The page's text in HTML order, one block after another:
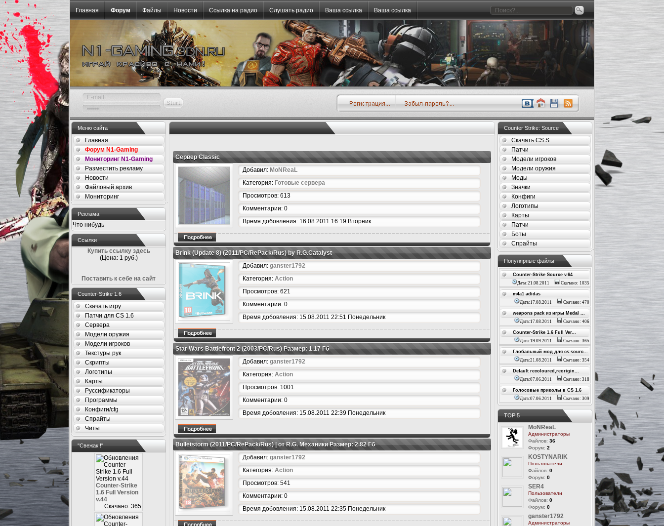
Главная Форум Файлы Новости Ссылка на радио Слушать радио Ваша ссылка Ваша ссылка
Меню сайта
Главная
Форум N1-Gaming
Мониторинг N1-Gaming
Разместить рекламу
Новости
Файловый архив
Мониторинг
Реклама
Что нибудь
Ссылки
Купить ссылку здесь
(Цена: 1 руб.)
Поставить к себе на сайт
Counter-Strike 1.6
Скачать игру
Патчи для CS 1.6
Сервера
Модели оружия
Модели игроков
Текстуры рук
Скрипты
Логотипы
Карты
Руссификаторы
Программы
Конфиги/cfg
Спрайты
Читы
"Свежак !"
Counter-Strike
1.6 Full Version
v.44
Скачано: 365
Сервер Classic
Добавил: MoNReaL
Категория: Готовые сервера
Просмотров: 613
Комментарии: 0
Время добовления: 16.08.2011 16:19 Вторник
Brink (Update 8) (2011/PC/RePack/Rus) by R.G.Catalyst
Добавил: ganster1792
Категория: Action
Просмотров: 621
Комментарии: 0
Время добовления: 15.08.2011 22:51 Понедельник
Star Wars Battlefront 2 (2003/PC/Rus) Размер: 1.17 Гб
Добавил: ganster1792
Категория: Action
Просмотров: 1001
Комментарии: 0
Время добовления: 15.08.2011 22:39 Понедельник
Bulletstorm (2011/PC/RePack/Rus) | от R.G. Механики Размер: 2.82 Гб
Добавил: ganster1792
Категория: Action
Просмотров: 541
Комментарии: 0
Время добовления: 15.08.2011 22:35 Понедельник
Counter Strike: Source
Скачать CS:S
Патчи
Модели игроков
Модели оружия
Моды
Значки
Конфиги
Логотипы
Карты
Патчи
Боты
Спрайты
Популярные файлы
Counter-Strike Source v.64
Дата:21.08.2011
Скачано: 1035
m4a1 adidas
Дата:17.08.2011
Скачано: 470
weapons pack из игры Medal ...
Дата:17.08.2011
Скачано: 406
Counter-Strike 1.6 Full Ver...
Дата:19.09.2011
Скачано: 365
Глобальный мод для cs:sourc...
Дата:21.08.2011
Скачано: 354
Default recoloured,reorigin...
Дата:07.06.2011
Скачано: 318
Голосовые приколы в CS 1.6
Дата:07.06.2011
Скачано: 309
ТОР 5
MoNReaL
Администраторы
Файлов: 36
Форум: 2
KOSTYNARIK
Пользователи
Файлов: 0
Форум: 0
SER4
Пользователи
Файлов: 0
Форум: 0
ganster1792
Администраторы